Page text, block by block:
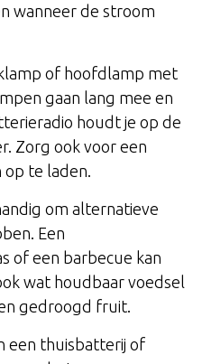
wanneer de stroom
of hoofdlamp met
gaan lang mee en
houdt je op de
Zorg ook voor een
te laden.
om alternatieve
Een
of een barbecue kan
wat houdbaar voedsel
gedroogd fruit.
een thuisbatterij of